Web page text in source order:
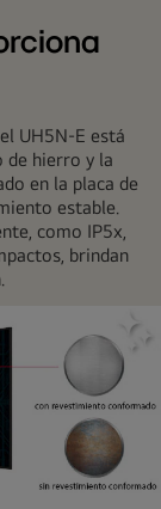
UH5N-E está
de hierro y la
en la placa de
estable.
como IP5x,
brindan